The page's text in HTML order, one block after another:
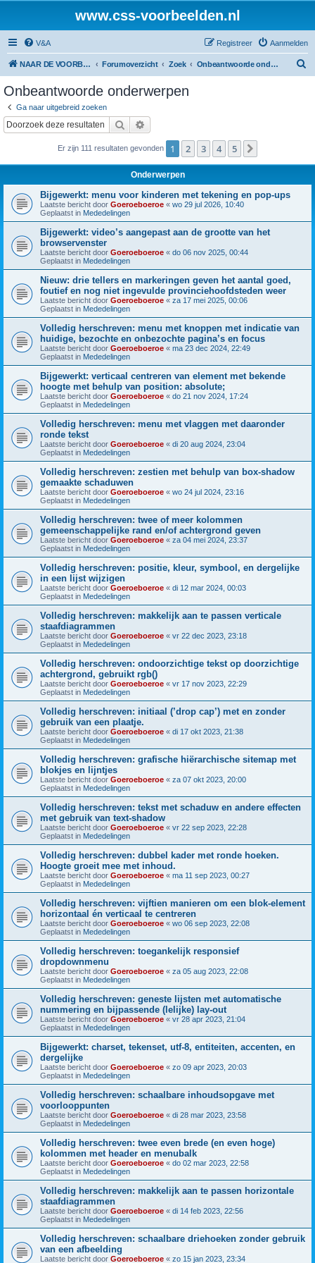
www.css-voorbeelden.nl
V&A Aanmelden
Registreer
NAAR DE VOORBEELDEN Forumoverzicht Zoek Onbeantwoorde onderwerpen
Onbeantwoorde onderwerpen
Ga naar uitgebreid zoeken
Zoek
Er zijn 111 resultaten gevonden 1 2 3 4 5
Onderwerpen
Bijgewerkt: menu voor kinderen met tekening en pop-ups
Laatste bericht door Goeroeboeroe « wo 29 jul 2026, 10:40
Geplaatst in Mededelingen
Bijgewerkt: video’s aangepast aan de grootte van het
browservenster
Laatste bericht door Goeroeboeroe « do 06 nov 2025, 00:44
Geplaatst in Mededelingen
Nieuw: drie tellers en markeringen geven het aantal goed,
foutief en nog niet ingevulde provinciehoofdsteden weer
Laatste bericht door Goeroeboeroe « za 17 mei 2025, 00:06
Geplaatst in Mededelingen
Volledig herschreven: menu met knoppen met indicatie van
huidige, bezochte en onbezochte pagina’s en focus
Laatste bericht door Goeroeboeroe « ma 23 dec 2024, 22:49
Geplaatst in Mededelingen
Bijgewerkt: verticaal centreren van element met bekende
hoogte met behulp van position: absolute;
Laatste bericht door Goeroeboeroe « do 21 nov 2024, 17:24
Geplaatst in Mededelingen
Volledig herschreven: menu met vlaggen met daaronder
ronde tekst
Laatste bericht door Goeroeboeroe « di 20 aug 2024, 23:04
Geplaatst in Mededelingen
Volledig herschreven: zestien met behulp van box-shadow
gemaakte schaduwen
Laatste bericht door Goeroeboeroe « wo 24 jul 2024, 23:16
Geplaatst in Mededelingen
Volledig herschreven: twee of meer kolommen
gemeenschappelijke rand en/of achtergrond geven
Laatste bericht door Goeroeboeroe « za 04 mei 2024, 23:37
Geplaatst in Mededelingen
Volledig herschreven: positie, kleur, symbool, en dergelijke
in een lijst wijzigen
Laatste bericht door Goeroeboeroe « di 12 mar 2024, 00:03
Geplaatst in Mededelingen
Volledig herschreven: makkelijk aan te passen verticale
staafdiagrammen
Laatste bericht door Goeroeboeroe « vr 22 dec 2023, 23:18
Geplaatst in Mededelingen
Volledig herschreven: ondoorzichtige tekst op doorzichtige
achtergrond, gebruikt rgb()
Laatste bericht door Goeroeboeroe « vr 17 nov 2023, 22:29
Geplaatst in Mededelingen
Volledig herschreven: initiaal (’drop cap’) met en zonder
gebruik van een plaatje.
Laatste bericht door Goeroeboeroe « di 17 okt 2023, 21:38
Geplaatst in Mededelingen
Volledig herschreven: grafische hiërarchische sitemap met
blokjes en lijntjes
Laatste bericht door Goeroeboeroe « za 07 okt 2023, 20:00
Geplaatst in Mededelingen
Volledig herschreven: tekst met schaduw en andere effecten
met gebruik van text-shadow
Laatste bericht door Goeroeboeroe « vr 22 sep 2023, 22:28
Geplaatst in Mededelingen
Volledig herschreven: dubbel kader met ronde hoeken.
Hoogte groeit mee met inhoud.
Laatste bericht door Goeroeboeroe « ma 11 sep 2023, 00:27
Geplaatst in Mededelingen
Volledig herschreven: vijftien manieren om een blok-element
horizontaal én verticaal te centreren
Laatste bericht door Goeroeboeroe « wo 06 sep 2023, 22:08
Geplaatst in Mededelingen
Volledig herschreven: toegankelijk responsief
dropdownmenu
Laatste bericht door Goeroeboeroe « za 05 aug 2023, 22:08
Geplaatst in Mededelingen
Volledig herschreven: geneste lijsten met automatische
nummering en bijpassende (lelijke) lay-out
Laatste bericht door Goeroeboeroe « vr 28 apr 2023, 21:04
Geplaatst in Mededelingen
Bijgewerkt: charset, tekenset, utf-8, entiteiten, accenten, en
dergelijke
Laatste bericht door Goeroeboeroe « zo 09 apr 2023, 20:03
Geplaatst in Mededelingen
Volledig herschreven: schaalbare inhoudsopgave met
voorlooppunten
Laatste bericht door Goeroeboeroe « di 28 mar 2023, 23:58
Geplaatst in Mededelingen
Volledig herschreven: twee even brede (en even hoge)
kolommen met header en menubalk
Laatste bericht door Goeroeboeroe « do 02 mar 2023, 22:58
Geplaatst in Mededelingen
Volledig herschreven: makkelijk aan te passen horizontale
staafdiagrammen
Laatste bericht door Goeroeboeroe « di 14 feb 2023, 22:56
Geplaatst in Mededelingen
Volledig herschreven: schaalbare driehoeken zonder gebruik
van een afbeelding
Laatste bericht door Goeroeboeroe « zo 15 jan 2023, 23:34